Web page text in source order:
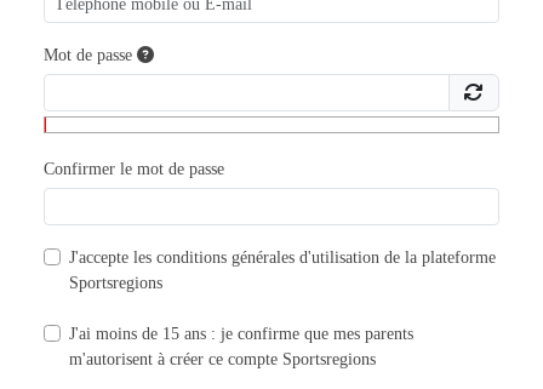
Mot de passe
Confirmer le mot de passe
J'accepte les conditions générales d'utilisation de la plateforme
Sportsregions
J'ai moins de 15 ans : je confirme que mes parents
m'autorisent à créer ce compte Sportsregions